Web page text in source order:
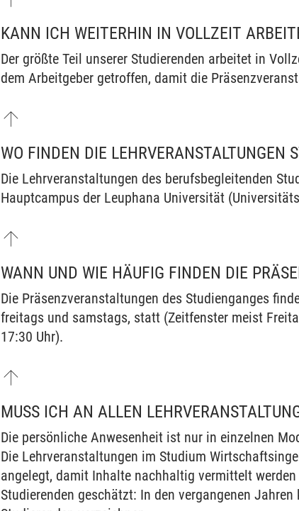
KANN ICH WEITERHIN IN VOLLZEIT
Der größte Teil unserer Studierenden arbeitet in
dem Arbeitgeber getroffen, damit die
WO FINDEN DIE LEHRVERANSTALTUNGEN
Die Lehrveranstaltungen des berufsbegleitenden
Hauptcampus der Leuphana Universität
WANN UND WIE HÄUFIG FINDEN DIE
Die Präsenzveranstaltungen des Studienganges
freitags und samstags, statt (Zeitfenster meist
17:30 Uhr).
MUSS ICH AN ALLEN
Die persönliche Anwesenheit ist nur in einzelnen
Die Lehrveranstaltungen im Studium
angelegt, damit Inhalte nachhaltig vermittelt
Studierenden geschätzt: In den vergangenen